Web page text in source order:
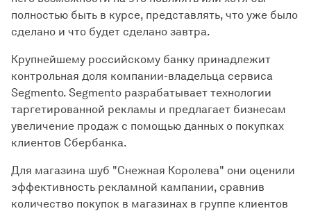
полностью быть в курсе, представлять, что уже было
сделано и что будет сделано завтра.
Крупнейшему российскому банку принадлежит
контрольная доля компании-владельца сервиса
Segmento. Segmento разрабатывает технологии
таргетированной рекламы и предлагает бизнесам
увеличение продаж с помощью данных о покупках
клиентов Сбербанка.
Для магазина шуб "Снежная Королева" они оценили
эффективность рекламной кампании, сравнив
количество покупок в магазинах в группе клиентов